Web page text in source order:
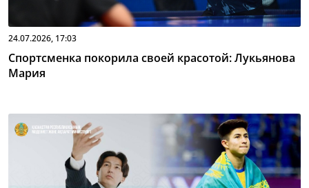
24.07.2026, 17:03
Спортсменка покорила своей красотой: Лукьянова
Мария